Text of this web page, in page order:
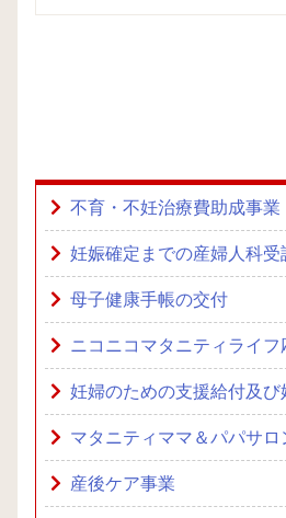
不育・不妊治療費助成事業
妊娠確定までの産婦人科受
母子健康手帳の交付
ニコニコマタニティライフ
妊婦のための支援給付及
マタニティママ＆パパサロ
産後ケア事業